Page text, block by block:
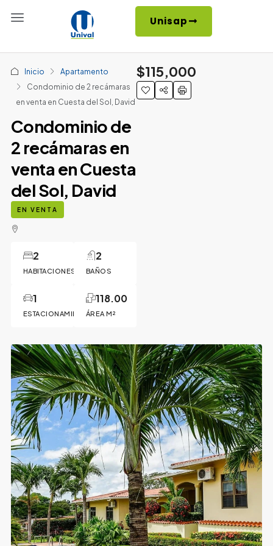
Unisap
Inicio
Apartamento
Condominio de 2 recámaras
en venta en Cuesta del Sol, David
Condominio de
2 recámaras en
venta en Cuesta
del Sol, David
EN VENTA
HABITACIONES
2
BAÑOS
2
ESTACIONAMIENTO
1
ÁREA M²
118.00
$115,000